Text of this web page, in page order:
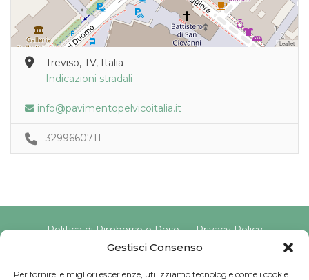
Gestisci Consenso
Per fornire le migliori esperienze, utilizziamo tecnologie come i cookie
Leaflet
Treviso, TV, Italia
Indicazioni stradali
info@pavimentopelvicoitalia.it
3299660711
Politica di Rimborso e Reso
Privacy Policy
Cookie Policy